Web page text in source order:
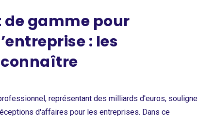
gamme pour
: les
représentant des milliards d'euros, souligne
d'affaires pour les entreprises. Dans ce